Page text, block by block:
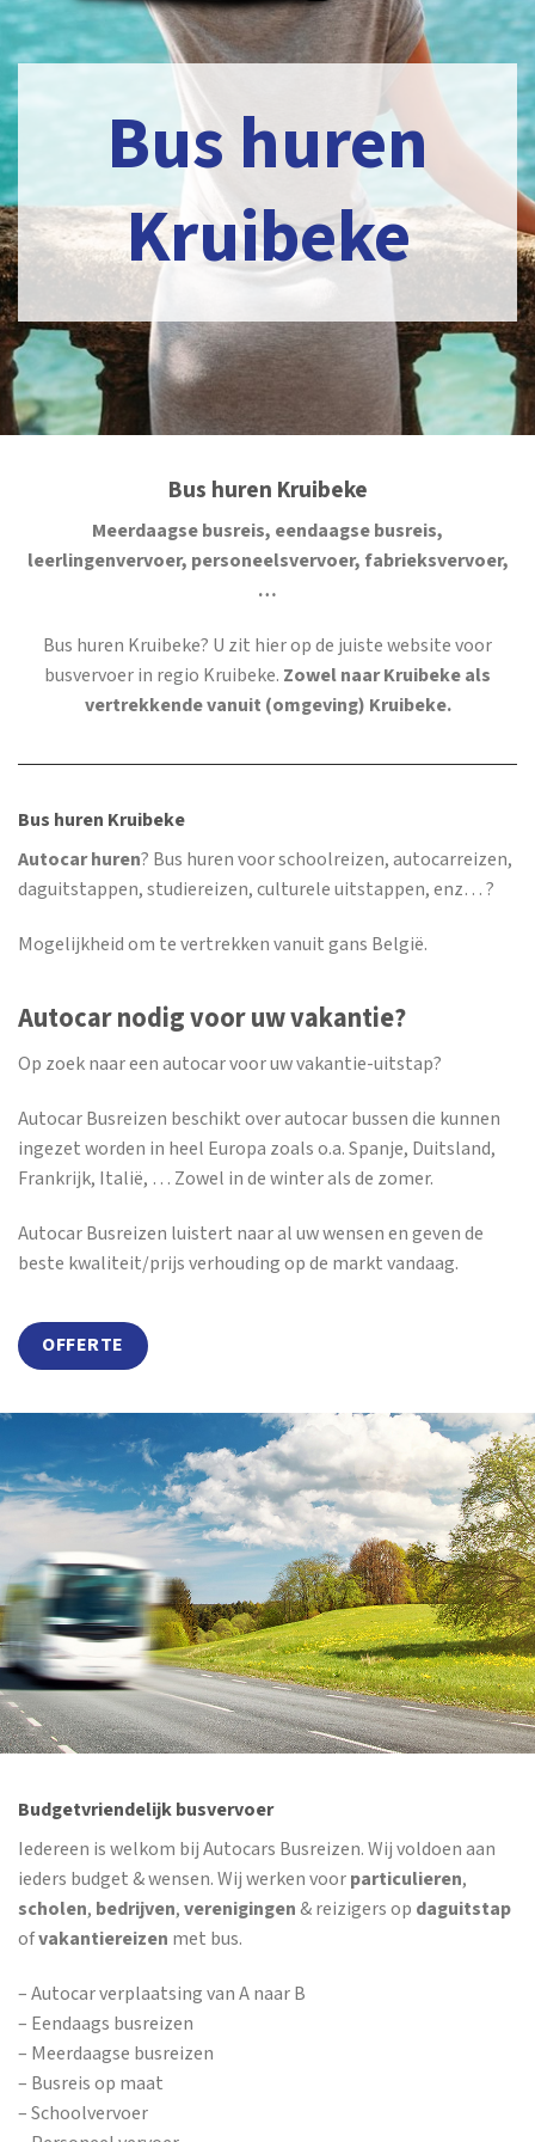
Bus huren
Kruibeke
Bus huren Kruibeke
Meerdaagse busreis, eendaagse busreis,
leerlingenvervoer, personeelsvervoer, fabrieksvervoer,
…
Bus huren Kruibeke? U zit hier op de juiste website voor
busvervoer in regio Kruibeke. Zowel naar Kruibeke als
vertrekkende vanuit (omgeving) Kruibeke.
Bus huren Kruibeke
Autocar huren? Bus huren voor schoolreizen, autocarreizen,
daguitstappen, studiereizen, culturele uitstappen, enz… ?
Mogelijkheid om te vertrekken vanuit gans België.
Autocar nodig voor uw vakantie?
Op zoek naar een autocar voor uw vakantie-uitstap?
Autocar Busreizen beschikt over autocar bussen die kunnen
ingezet worden in heel Europa zoals o.a. Spanje, Duitsland,
Frankrijk, Italië, … Zowel in de winter als de zomer.
Autocar Busreizen luistert naar al uw wensen en geven de
beste kwaliteit/prijs verhouding op de markt vandaag.
OFFERTE
Budgetvriendelijk busvervoer
Iedereen is welkom bij Autocars Busreizen. Wij voldoen aan
ieders budget & wensen. Wij werken voorparticulieren,
scholen, bedrijven,verenigingen& reizigers op daguitstap
ofvakantiereizen met bus.
– Autocar verplaatsing van A naar B
– Eendaags busreizen
– Meerdaagse busreizen
– Busreis op maat
– Schoolvervoer